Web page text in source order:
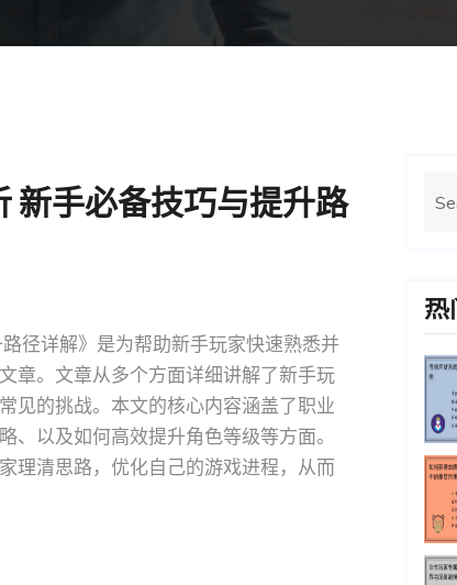
新手必备技巧与提升路
径详解》是为帮助新手玩家快速熟悉并
章。文章从多个方面详细讲解了新手玩
见的挑战。本文的核心内容涵盖了职业
以及如何高效提升角色等级等方面。
理清思路，优化自己的游戏进程，从而
热